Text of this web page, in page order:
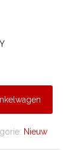
Nieuw